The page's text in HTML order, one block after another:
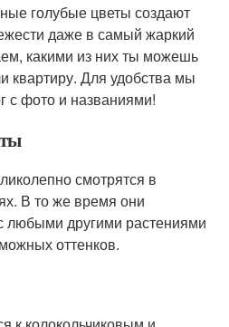
голубые цветы создают
даже в самый жаркий
какими из них ты можешь
квартиру. Для удобства мы
с фото и названиями!
смотрятся в
В то же время они
любыми другими растениями
оттенков.